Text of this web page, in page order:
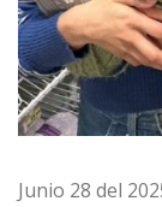
Junio 28 del